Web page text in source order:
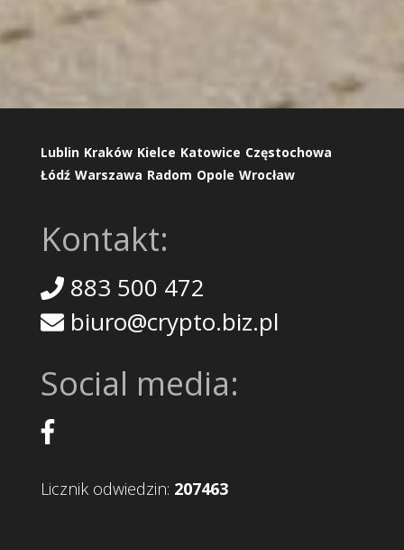
Lublin Kraków Kielce Katowice Częstochowa
Łódź Warszawa Radom Opole Wrocław
Kontakt:
883 500 472
biuro@crypto.biz.pl
Social media:
Licznik odwiedzin: 207463